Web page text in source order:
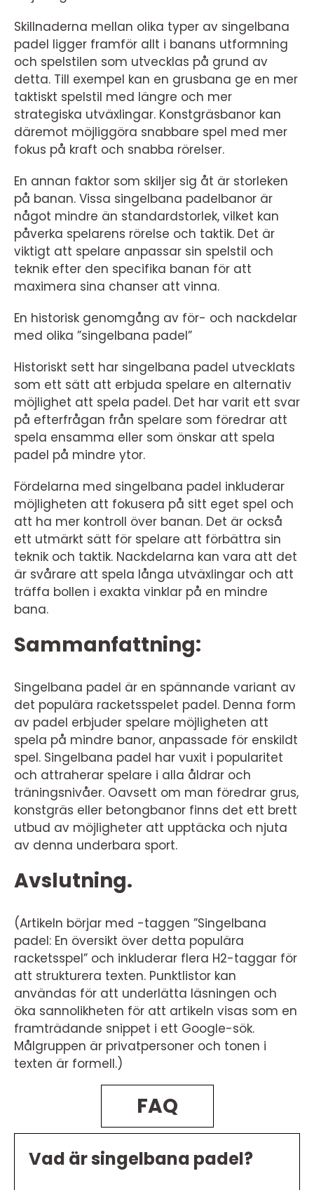
Skillnaderna mellan olika typer av singelbana
padel ligger framför allt i banans utformning
och spelstilen som utvecklas på grund av
detta. Till exempel kan en grusbana ge en mer
taktiskt spelstil med längre och mer
strategiska utväxlingar. Konstgräsbanor kan
däremot möjliggöra snabbare spel med mer
fokus på kraft och snabba rörelser.
En annan faktor som skiljer sig åt är storleken
på banan. Vissa singelbana padelbanor är
något mindre än standardstorlek, vilket kan
påverka spelarens rörelse och taktik. Det är
viktigt att spelare anpassar sin spelstil och
teknik efter den specifika banan för att
maximera sina chanser att vinna.
En historisk genomgång av för- och nackdelar
med olika ”singelbana padel”
Historiskt sett har singelbana padel utvecklats
som ett sätt att erbjuda spelare en alternativ
möjlighet att spela padel. Det har varit ett svar
på efterfrågan från spelare som föredrar att
spela ensamma eller som önskar att spela
padel på mindre ytor.
Fördelarna med singelbana padel inkluderar
möjligheten att fokusera på sitt eget spel och
att ha mer kontroll över banan. Det är också
ett utmärkt sätt för spelare att förbättra sin
teknik och taktik. Nackdelarna kan vara att det
är svårare att spela långa utväxlingar och att
träffa bollen i exakta vinklar på en mindre
bana.
Sammanfattning:
Singelbana padel är en spännande variant av
det populära racketsspelet padel. Denna form
av padel erbjuder spelare möjligheten att
spela på mindre banor, anpassade för enskildt
spel. Singelbana padel har vuxit i popularitet
och attraherar spelare i alla åldrar och
träningsnivåer. Oavsett om man föredrar grus,
konstgräs eller betongbanor finns det ett brett
utbud av möjligheter att upptäcka och njuta
av denna underbara sport.
Avslutning.
(Artikeln börjar med -taggen ”Singelbana
padel: En översikt över detta populära
racketsspel” och inkluderar flera H2-taggar för
att strukturera texten. Punktlistor kan
användas för att underlätta läsningen och
öka sannolikheten för att artikeln visas som en
framträdande snippet i ett Google-sök.
Målgruppen är privatpersoner och tonen i
texten är formell.)
FAQ
Vad är singelbana padel?